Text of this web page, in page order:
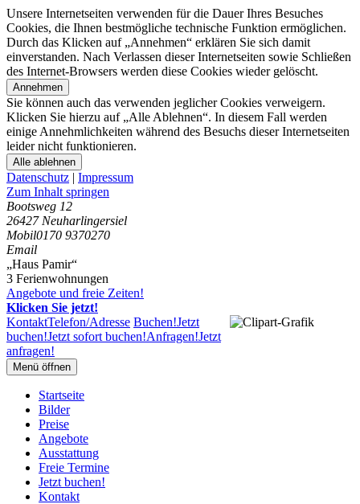
Unsere Internetseiten verwenden für die Dauer Ihres Besuches
Cookies, die Ihnen bestmögliche technische Funktion ermöglichen.
Durch das Klicken auf „Annehmen“ erklären Sie sich damit
einverstanden. Nach Verlassen dieser Internetseiten sowie Schließen
des Internet-Browsers werden diese Cookies wieder gelöscht.
Annehmen
Sie können auch das verwenden jeglicher Cookies verweigern.
Klicken Sie hierzu auf „Alle Ablehnen“. In diesem Fall werden
einige Annehmlichkeiten während des Besuchs dieser Internetseiten
leider nicht funktionieren.
Alle ablehnen
Datenschutz | Impressum
Zum Inhalt springen
Bootsweg 12
26427 Neuharlingersiel
Mobil0170 9370270
Email
„Haus Pamir“
3 Ferienwohnungen
Angebote und freie Zeiten!
Klicken Sie jetzt!
KontaktTelefon/Adresse Buchen!Jetzt
buchen!Jetzt sofort buchen!Anfragen!Jetzt
anfragen!
Menü öffnen
Startseite
Bilder
Preise
Angebote
Ausstattung
Freie Termine
Jetzt buchen!
Kontakt